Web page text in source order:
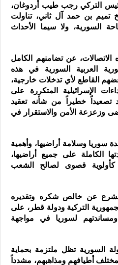
التركي رجب طيب أردوغان،
بن حمد آل ثاني، تناولت
السورية، ولا سيما الأحداث
الاتصالات، عن تضامنهم الكامل
العربية السورية في هذه
القاطع لأي تدخلات خارجية،
الإسرائيلية المتكررة على
تصعيداً خطيراً من شأنه تعقيد
وزعزعة الأمن والاستقرار في
سوريا وسلامة أراضيها، وأهمية
الكاملة على جميع أراضيها،
كأولوية قصوى لصالح الشعب
عن خالص شكره وتقديره
التركية ودولة قطر، على
ومساندتهم لسوريا في مواجهة
السورية تظل ملتزمة بحماية
أطيافهم ومذاهبهم، مشدداً